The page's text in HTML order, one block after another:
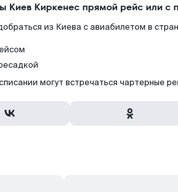
Киев Киркенес прямой рейс или с
из Киева с авиабилетом в
могут встречаться чартерные